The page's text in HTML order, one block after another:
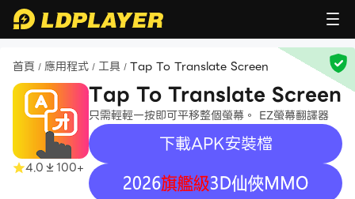
首頁 / 應用程式 / 工具 / Tap To Translate Screen
4.0 100+
Tap To Translate Screen
只需輕輕一按即可平移整個螢幕。 EZ螢幕翻譯器
下載APK安裝檔
recommend